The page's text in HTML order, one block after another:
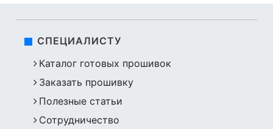
СПЕЦИАЛИСТУ
Каталог готовых прошивок
Заказать прошивку
Полезные статьи
Сотрудничество